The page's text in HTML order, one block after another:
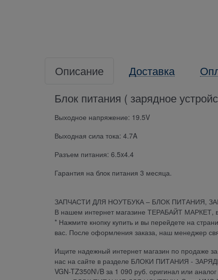
Описание Доставка
Блок питания ( зарядное
Выходное напряжение: 19.5V
Выходная сила тока: 4.7A
Разъем питания: 6.5x4.4
Гарантия на блок питания 3 месяца.
ЗАПЧАСТИ ДЛЯ НОУТБУКА – БЛОК ПИТАНИЯ,
В нашем интернет магазине ТЕРАБАЙТ МАРКЕТ,
* Нажмите кнопку купить и вы перейдете на
вас. После оформления заказа, наш менеджер
Ищите надежный интернет магазин по продаже
нас на сайте в разделе БЛОКИ ПИТАНИЯ -
VGN-TZ350N\/B за 1 090 руб. оригинал или